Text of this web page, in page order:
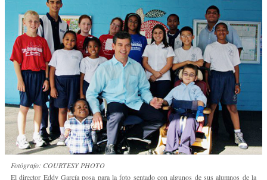
Fotógrafo: COURTESY PHOTO
El director Eddy García posa para la foto sentado con algunos de sus alumnos de la